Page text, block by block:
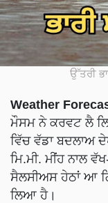
ਉੱਤਰੀ
Weather
ਮੌਸਮ ਨੇ ਕਰਵਟ ਲੈ
ਵਿੱਚ ਵੱਡਾ ਬਦਲਾਅ
ਮਿ.ਮੀ. ਮੀਂਹ ਨਾਲ
ਸੈਲਸੀਅਸ ਹੇਠਾਂ ਆ
ਲਿਆ ਹੈ।